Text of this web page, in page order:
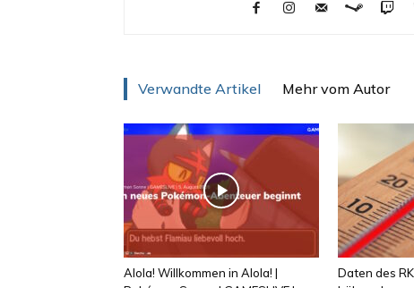
Verwandte Artikel Mehr vom Autor
Alola! Willkommen in Alola! |
Daten des